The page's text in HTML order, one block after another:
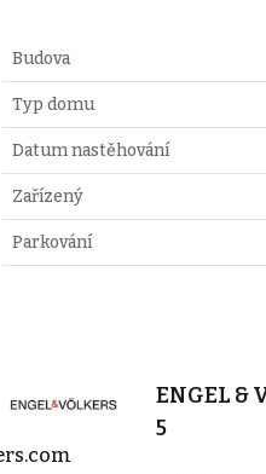
Budova
Typ domu
Datum nastěhování
Zařízený
Parkování
ENGEL &
5